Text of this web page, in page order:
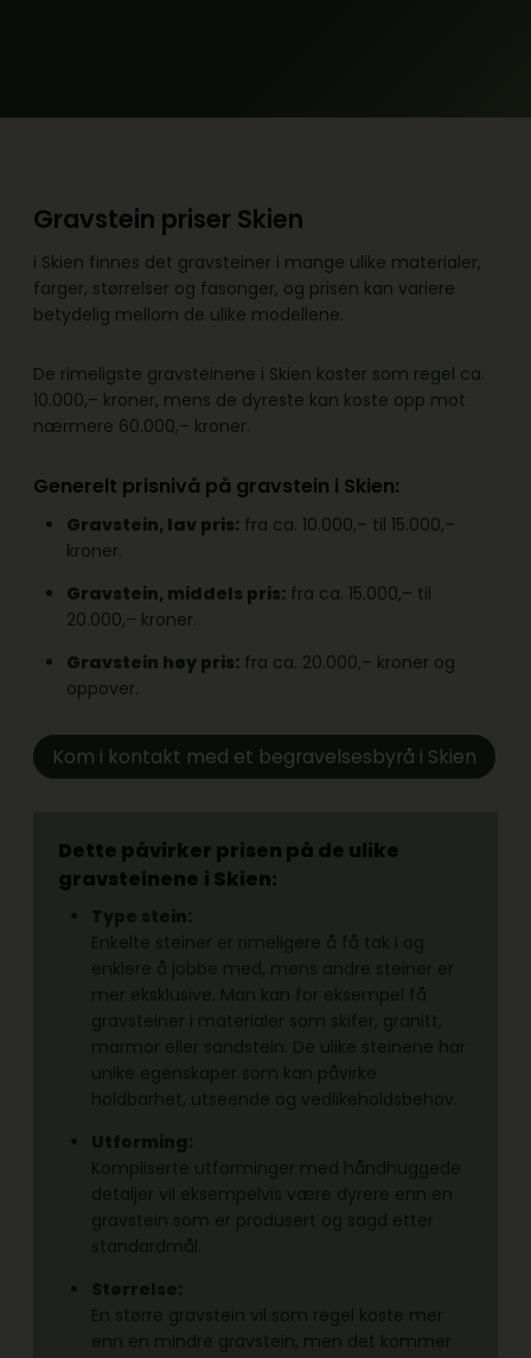
Gravstein priser Skien
i Skien finnes det gravsteiner i mange ulike materialer,
farger, størrelser og fasonger, og prisen kan variere
betydelig mellom de ulike modellene.
De rimeligste gravsteinene i Skien koster som regel ca.
10.000,– kroner, mens de dyreste kan koste opp mot
nærmere 60.000,– kroner.
Generelt prisnivå på gravstein i Skien:
Gravstein, lav pris: fra ca. 10.000,– til 15.000,–
kroner.
Gravstein, middels pris: fra ca. 15.000,– til
20.000,– kroner.
Gravstein høy pris: fra ca. 20.000,– kroner og
oppover.
Kom i kontakt med et begravelsesbyrå i Skien
Dette påvirker prisen på de ulike
gravsteinene i Skien: